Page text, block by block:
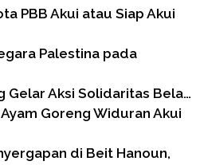
PBB Akui atau Siap Akui
Palestina pada
Gelar Aksi Solidaritas Bela…
Goreng Widuran Akui
di Beit Hanoun,